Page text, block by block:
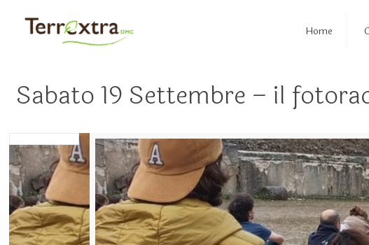
Home
Sabato 19 Settembre – il